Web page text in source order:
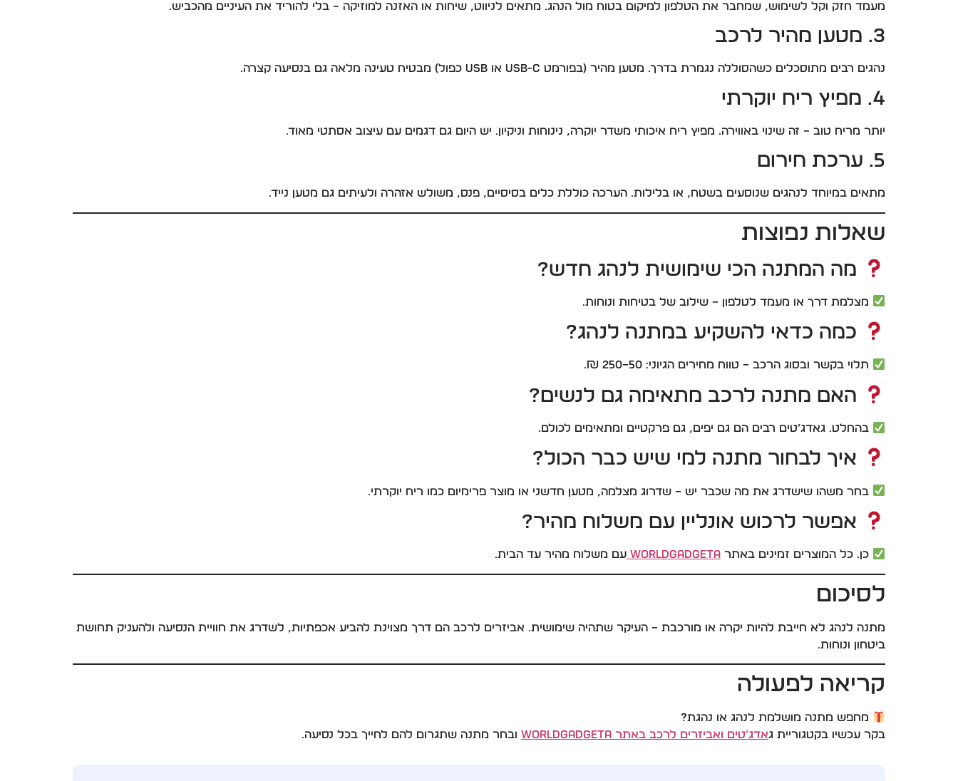
מעמד חזק וקל לשימוש, שמחבר את הטלפון למיקום בטוח מול הנהג. מתאים לניווט, שיחות או האזנה למוזיקה – בלי להוריד את העיניים מהכביש.
3. מטען מהיר לרכב
נהגים רבים מתוסכלים כשהסוללה נגמרת בדרך. מטען מהיר (בפורמט USB-C או USB כפול) מבטיח טעינה מלאה גם בנסיעה קצרה.
4. מפיץ ריח יוקרתי
יותר מריח טוב – זה שינוי באווירה. מפיץ ריח איכותי משדר יוקרה, נינוחות וניקיון. יש היום גם דגמים עם עיצוב אסתטי מאוד.
5. ערכת חירום
מתאים במיוחד לנהגים שנוסעים בשטח, או בלילות. הערכה כוללת כלים בסיסיים, פנס, משולש אזהרה ולעיתים גם מטען נייד.
שאלות נפוצות
מה המתנה הכי שימושית לנהג חדש?
מצלמת דרך או מעמד לטלפון – שילוב של בטיחות ונוחות.
כמה כדאי להשקיע במתנה לנהג?
תלוי בקשר ובסוג הרכב – טווח מחירים הגיוני: 50–250 ₪.
האם מתנה לרכב מתאימה גם לנשים?
בהחלט. גאדג’טים רבים הם גם יפים, גם פרקטיים ומתאימים לכולם.
איך לבחור מתנה למי שיש כבר הכול?
בחר משהו שישדרג את מה שכבר יש – שדרוג מצלמה, מטען חדשני או מוצר פרימיום כמו ריח יוקרתי.
אפשר לרכוש אונליין עם משלוח מהיר?
כן. כל המוצרים זמינים באתרWorldGadgeta עם משלוח מהיר עד הבית.
לסיכום
מתנה לנהג לא חייבת להיות יקרה או מורכבת – העיקר שתהיה שימושית. אביזרים לרכב הם דרך מצוינת להביע אכפתיות, לשדרג את חוויית הנסיעה ולהעניק תחושת
ביטחון ונוחות.
קריאה לפעולה
מחפש מתנה מושלמת לנהג או נהגת?
בקר עכשיו בקטגוריית גאדג’טים ואביזרים לרכב באתר WorldGadgeta ובחר מתנה שתגרום להם לחייך בכל נסיעה.